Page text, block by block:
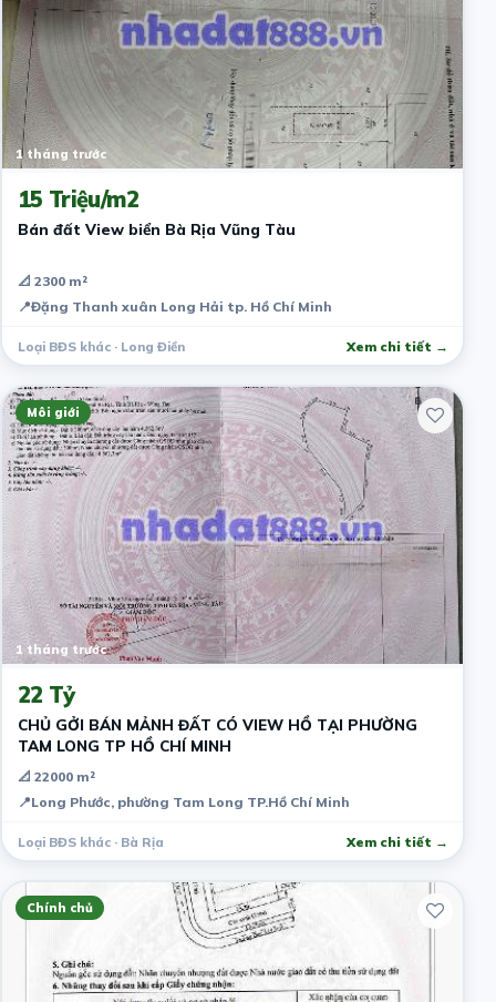
1 tháng trước
15 Triệu/m2
Bán đất View biển Bà Rịa Vũng Tàu
📐 2300 m²
📍Đặng Thanh xuân Long Hải tp. Hồ Chí Minh
Loại BĐS khác · Long Điền Xem chi tiết →
Môi giới
1 tháng trước
22 Tỷ
CHỦ GỞI BÁN MẢNH ĐẤT CÓ VIEW HỒ TẠI PHƯỜNG
TAM LONG TP HỒ CHÍ MINH
📐 22000 m²
📍Long Phước, phường Tam Long TP.Hồ Chí Minh
Loại BĐS khác · Bà Rịa Xem chi tiết →
Chính chủ